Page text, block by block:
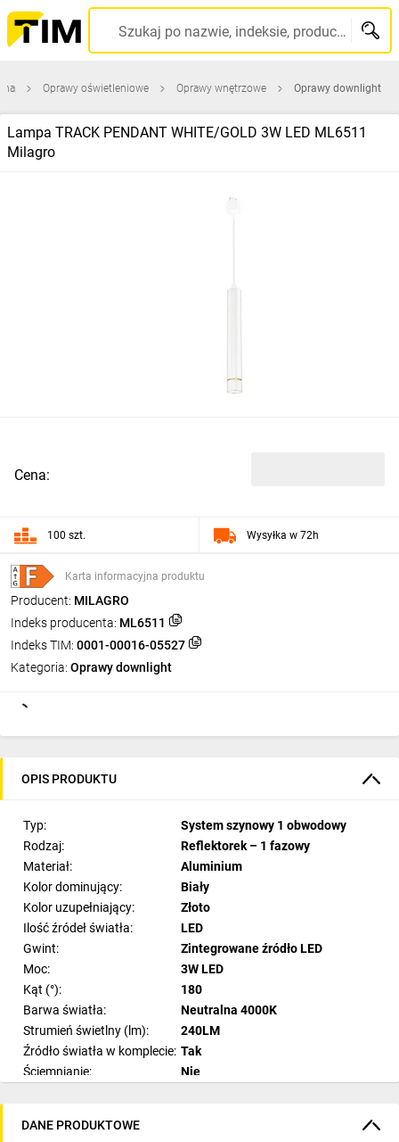
Szukaj po nazwie, indeksie, producencie, kodzie kreskowym...
Oprawy oświetleniowe Oprawy wnętrzowe Oprawy downlight
Lampa TRACK PENDANT WHITE/GOLD 3W LED ML6511
Milagro
Karta informacyjna produktu
Producent: MILAGRO
Indeks producenta: ML6511
Indeks TIM: 0001-00016-05527
Kategoria: Oprawy downlight
Cena:
100 szt. Wysyłka w 72h
OPIS PRODUKTU
Typ:
System szynowy 1 obwodowy
Rodzaj:
Reflektorek – 1 fazowy
Materiał:
Aluminium
Kolor dominujący:
Biały
Kolor uzupełniający:
Złoto
Ilość źródeł światła:
LED
Gwint:
Zintegrowane źródło LED
Moc:
3W LED
Kąt (°):
180
Barwa światła:
Neutralna 4000K
Strumień świetlny (lm):
240LM
Źródło światła w komplecie: Tak
Ściemnianie:
Nie
Wysokość regulowana (cm):
DANE PRODUKTOWE